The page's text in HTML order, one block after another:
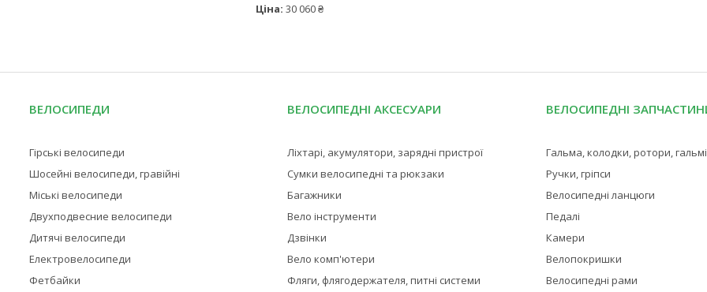
Ціна: 30 060 ₴
ВЕЛОСИПЕДИ
Гірські велосипеди
Шосейні велосипеди, гравійні
Міські велосипеди
Двухподвесние велосипеди
Дитячі велосипеди
Електровелосипеди
Фетбайки
ВЕЛОСИПЕДНІ АКСЕСУАРИ
Ліхтарі, акумулятори, зарядні пристрої
Сумки велосипедні та рюкзаки
Багажники
Вело інструменти
Дзвінки
Вело комп'ютери
Фляги, флягодержателя, питні системи
ВЕЛОСИПЕДНІ
Гальма, колодки, ротори,
Ручки, гріпси
Велосипедні ланцюги
Педалі
Камери
Велопокришки
Велосипедні рами